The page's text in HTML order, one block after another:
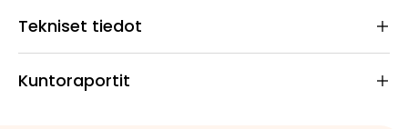
Tekniset tiedot
Kuntoraportit